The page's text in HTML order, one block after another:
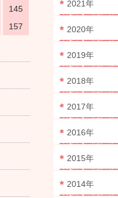
145
157
2021年
2020年
2019年
2018年
2017年
2016年
2015年
2014年